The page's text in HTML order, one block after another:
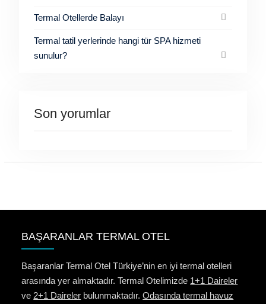
Termal Otellerde Balayı
Termal tatil yerlerinde hangi tür SPA hizmeti
sunulur?
Son yorumlar
BAŞARANLAR TERMAL OTEL
Başaranlar Termal Otel Türkiye’nin en iyi termal otelleri
arasında yer almaktadır. Termal Otelimizde 1+1 Daireler
ve 2+1 Daireler bulunmaktadır.Odasında termal havuz